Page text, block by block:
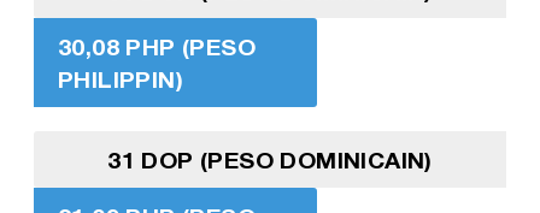
30,08 PHP (PESO
PHILIPPIN)
31 DOP (PESO DOMINICAIN)